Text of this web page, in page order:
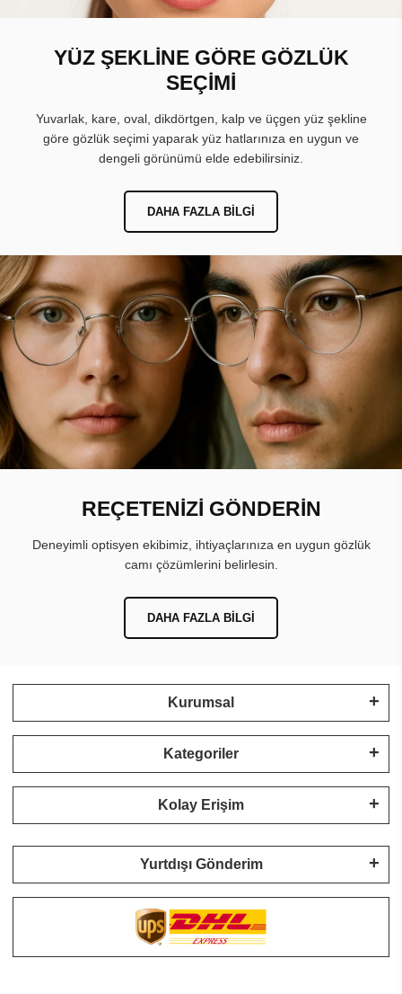
YÜZ ŞEKLİNE GÖRE GÖZLÜK
SEÇİMİ
Yuvarlak, kare, oval, dikdörtgen, kalp ve üçgen yüz şekline
göre gözlük seçimi yaparak yüz hatlarınıza en uygun ve
dengeli görünümü elde edebilirsiniz.
DAHA FAZLA BILGI
REÇETENİZİ GÖNDERİN
Deneyimli optisyen ekibimiz, ihtiyaçlarınıza en uygun gözlük
camı çözümlerini belirlesin.
DAHA FAZLA BILGI
Kurumsal
Kategoriler
Kolay Erişim
Yurtdışı Gönderim